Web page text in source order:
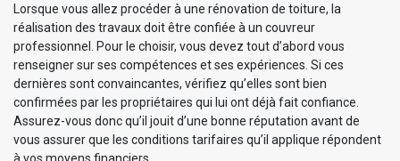
Lorsque vous allez procéder à une rénovation de toiture, la
réalisation des travaux doit être confiée à un couvreur
professionnel. Pour le choisir, vous devez tout d’abord vous
renseigner sur ses compétences et ses expériences. Si ces
dernières sont convaincantes, vérifiez qu’elles sont bien
confirmées par les propriétaires qui lui ont déjà fait confiance.
Assurez-vous donc qu’il jouit d’une bonne réputation avant de
vous assurer que les conditions tarifaires qu’il applique répondent